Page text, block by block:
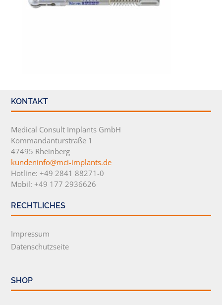
KONTAKT
Medical Consult Implants GmbH
Kommandanturstraße 1
47495 Rheinberg
kundeninfo@mci-implants.de
Hotline: +49 2841 88271-0
Mobil: +49 177 2936626
RECHTLICHES
Impressum
Datenschutzseite
SHOP